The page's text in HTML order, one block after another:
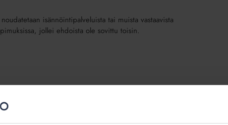
isännöintipalveluista tai muista vastaavista
jollei ehdoista ole sovittu toisin.